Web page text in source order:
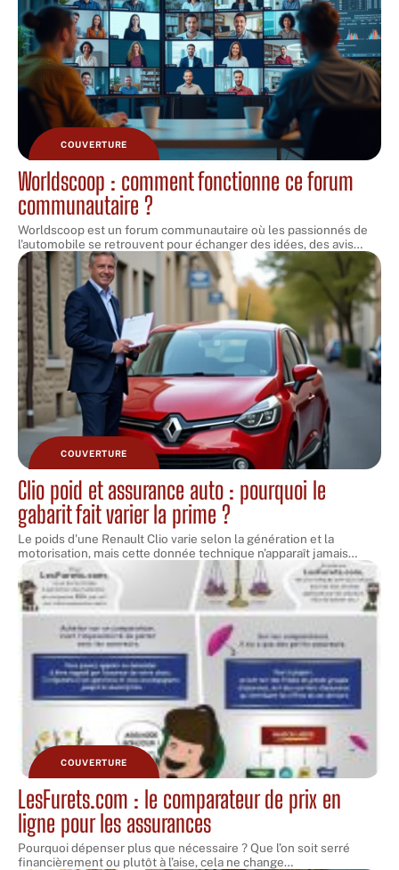
COUVERTURE
Worldscoop : comment fonctionne ce forum
communautaire ?
Worldscoop est un forum communautaire où les passionnés de
l'automobile se retrouvent pour échanger des idées, des avis…
COUVERTURE
Clio poid et assurance auto : pourquoi le
gabarit fait varier la prime ?
Le poids d'une Renault Clio varie selon la génération et la
motorisation, mais cette donnée technique n'apparaît jamais…
COUVERTURE
LesFurets.com : le comparateur de prix en
ligne pour les assurances
Pourquoi dépenser plus que nécessaire ? Que l’on soit serré
financièrement ou plutôt à l’aise, cela ne change…